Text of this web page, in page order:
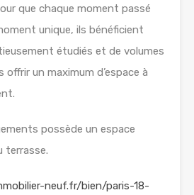
que chaque moment passé
unique, ils bénéficient
étudiés et de volumes
un maximum d’espace à
possède un espace
terrasse.
neuf.fr/bien/paris-18-